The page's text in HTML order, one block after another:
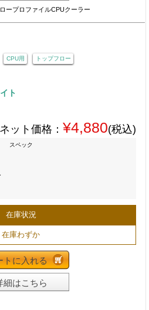
ープロファイルCPUクーラー
CPU用 トップフロー
ト
ネット価格： ¥4,880(税込)
スペック
在庫状況
在庫わずか
トに入れる
細はこちら